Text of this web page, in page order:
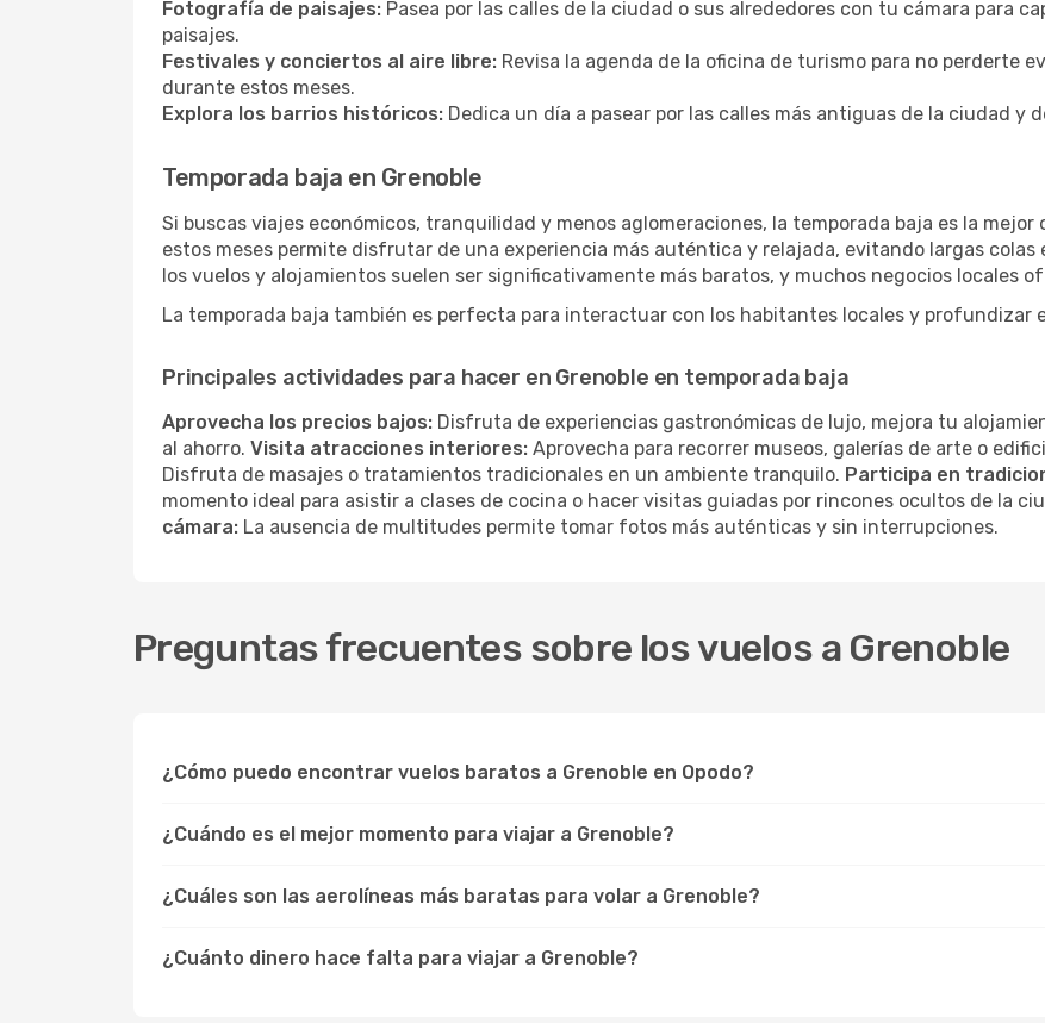
Fotografía de paisajes: Pasea por las calles de la ciudad o sus alrededores con tu cámara para
paisajes.
Festivales y conciertos al aire libre: Revisa la agenda de la oficina de turismo para no perderte
durante estos meses.
Explora los barrios históricos: Dedica un día a pasear por las calles más antiguas de la ciudad
Temporada baja en Grenoble
Si buscas viajes económicos, tranquilidad y menos aglomeraciones, la temporada baja es la
estos meses permite disfrutar de una experiencia más auténtica y relajada, evitando largas colas
los vuelos y alojamientos suelen ser significativamente más baratos, y muchos negocios locales
La temporada baja también es perfecta para interactuar con los habitantes locales y profundizar
Principales actividades para hacer en Grenoble en temporada baja
Aprovecha los precios bajos: Disfruta de experiencias gastronómicas de lujo, mejora tu
al ahorro. Visita atracciones interiores: Aprovecha para recorrer museos, galerías de arte o
Disfruta de masajes o tratamientos tradicionales en un ambiente tranquilo. Participa en
momento ideal para asistir a clases de cocina o hacer visitas guiadas por rincones ocultos de la
cámara: La ausencia de multitudes permite tomar fotos más auténticas y sin interrupciones.
Preguntas frecuentes sobre los vuelos a Grenoble
¿Cómo puedo encontrar vuelos baratos a Grenoble en Opodo?
¿Cuándo es el mejor momento para viajar a Grenoble?
¿Cuáles son las aerolíneas más baratas para volar a Grenoble?
¿Cuánto dinero hace falta para viajar a Grenoble?